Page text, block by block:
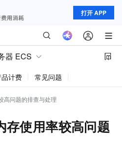
打开 APP
器 ECS
品计费 常见问题
高问题的排查与处理
使用率较高问题